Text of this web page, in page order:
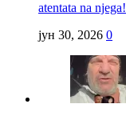
atentata na njega!
јун 30, 2026 0